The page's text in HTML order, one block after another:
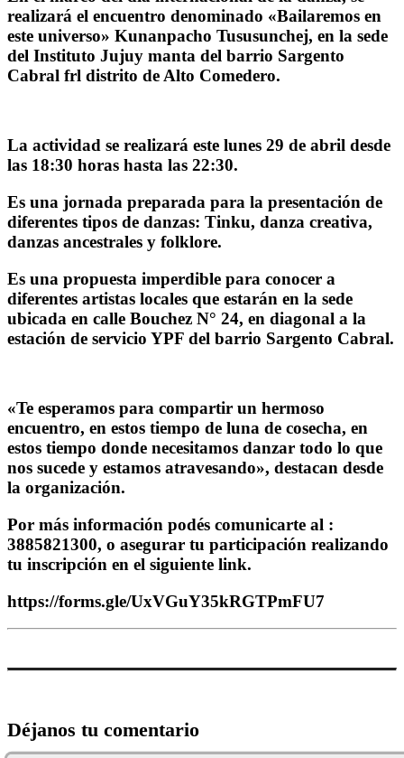
realizará el encuentro denominado «Bailaremos en
este universo» Kunanpacho Tususunchej, en la sede
del Instituto Jujuy manta del barrio Sargento
Cabral frl distrito de Alto Comedero.
La actividad se realizará este lunes 29 de abril desde
las 18:30 horas hasta las 22:30.
Es una jornada preparada para la presentación de
diferentes tipos de danzas: Tinku, danza creativa,
danzas ancestrales y folklore.
Es una propuesta imperdible para conocer a
diferentes artistas locales que estarán en la sede
ubicada en calle Bouchez N° 24, en diagonal a la
estación de servicio YPF del barrio Sargento Cabral.
«Te esperamos para compartir un hermoso
encuentro, en estos tiempo de luna de cosecha, en
estos tiempo donde necesitamos danzar todo lo que
nos sucede y estamos atravesando», destacan desde
la organización.
Por más información podés comunicarte al :
3885821300, o asegurar tu participación realizando
tu inscripción en el siguiente link.
https://forms.gle/UxVGuY35kRGTPmFU7
Déjanos tu comentario